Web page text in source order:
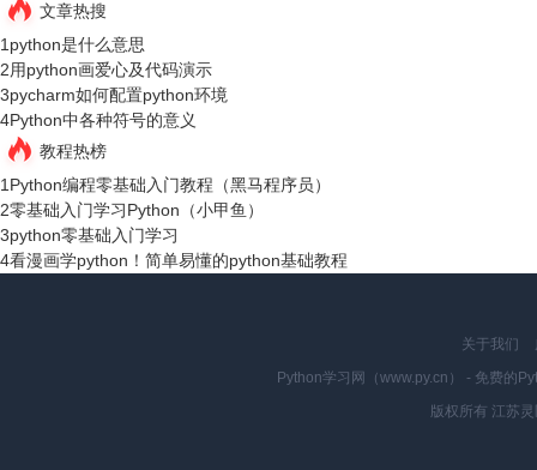
文章热搜
1python是什么意思
2用python画爱心及代码演示
3pycharm如何配置python环境
4Python中各种符号的意义
教程热榜
1Python编程零基础入门教程（黑马程序员）
2零基础入门学习Python（小甲鱼）
3python零基础入门学习
4看漫画学python！简单易懂的python基础教程
关于我们
Python学习网（www.py.cn） - 免费的
版权所有 江苏